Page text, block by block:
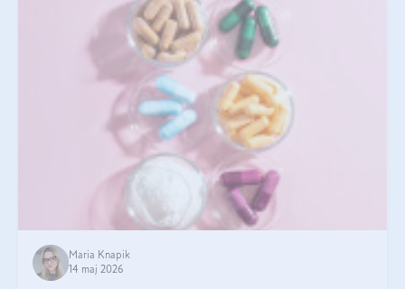
Maria Knapik
14 maj 2026